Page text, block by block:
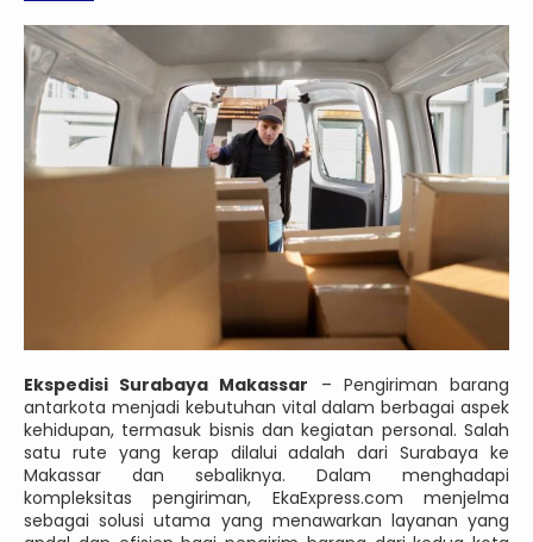
Ekspedisi Surabaya Makassar – Pengiriman barang
antarkota menjadi kebutuhan vital dalam berbagai aspek
kehidupan, termasuk bisnis dan kegiatan personal. Salah
satu rute yang kerap dilalui adalah dari Surabaya ke
Makassar dan sebaliknya. Dalam menghadapi
kompleksitas pengiriman, EkaExpress.com menjelma
sebagai solusi utama yang menawarkan layanan yang